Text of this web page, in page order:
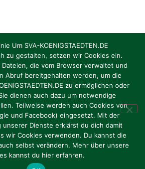
2012 / 2013
|Datenschutz
Um SVA-KOENIGSTAEDTEN.DE
zu gestalten, setzen wir Cookies ein.
die vom Browser verwaltet und
Abruf bereitgehalten werden, um die
zu ermöglichen oder
dienen auch dazu um notwendige
Teilweise werden auch Cookies von
und Facebook) eingesetzt. Mit der
Dienste erklärst du dich damit
wir Cookies verwenden. Du kannst die
selbst verändern. Mehr über unsere
kannst du hier erfahren.